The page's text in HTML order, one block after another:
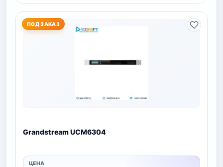
ПОД ЗАКАЗ
Grandstream UCM6304